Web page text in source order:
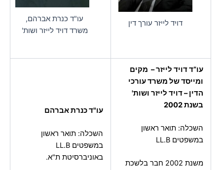
דויד לייזר עורך דין
עו"ד כנרת אברהם,
משרד דויד לייזר ושות'
עו”ד דויד לייזר – מקים
ומייסד של משרד עורכי
הדין – דויד לייזר ושות'
בשנת 2002
השכלה: תואר ראשון
במשפטים LL.B
משנת 2002 חבר בלשכת
עו"ד כנרת אברהם
השכלה: תואר ראשון
במשפטים LL.B
באוניברסיטת ת"א.